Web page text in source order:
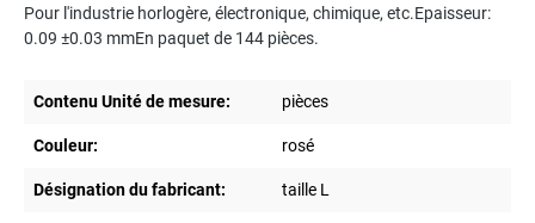
Pour l'industrie horlogère, électronique, chimique, etc.Epaisseur:
0.09 ±0.03 mmEn paquet de 144 pièces.
Contenu Unité de mesure: pièces
Couleur: rosé
Désignation du fabricant: taille L